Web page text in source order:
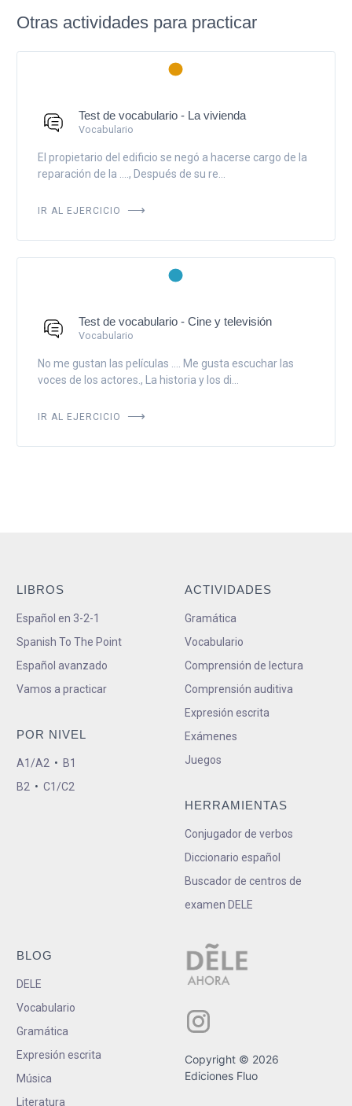
Otras actividades para practicar
Test de vocabulario - La vivienda
Vocabulario
El propietario del edificio se negó a hacerse cargo de la
reparación de la ...., Después de su re...
IR AL EJERCICIO
Test de vocabulario - Cine y televisión
Vocabulario
No me gustan las películas .... Me gusta escuchar las
voces de los actores., La historia y los di...
IR AL EJERCICIO
LIBROS
Español en 3-2-1
Spanish To The Point
Español avanzado
Vamos a practicar
POR NIVEL
A1/A2 • B1
B2 • C1/C2
ACTIVIDADES
Gramática
Vocabulario
Comprensión de lectura
Comprensión auditiva
Expresión escrita
Exámenes
Juegos
HERRAMIENTAS
Conjugador de verbos
Diccionario español
Buscador de centros de
examen DELE
BLOG
DELE
Vocabulario
Gramática
Expresión escrita
Música
Literatura
Copyright © 2026
Ediciones Fluo